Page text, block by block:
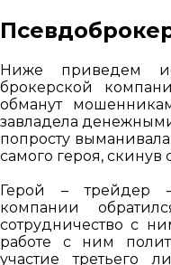
Ниже приведем
брокерской
обманут
завладела
попросту
самого героя, скинув
Герой – трейдер
компании
сотрудничество с
работе с ним
участие третьего